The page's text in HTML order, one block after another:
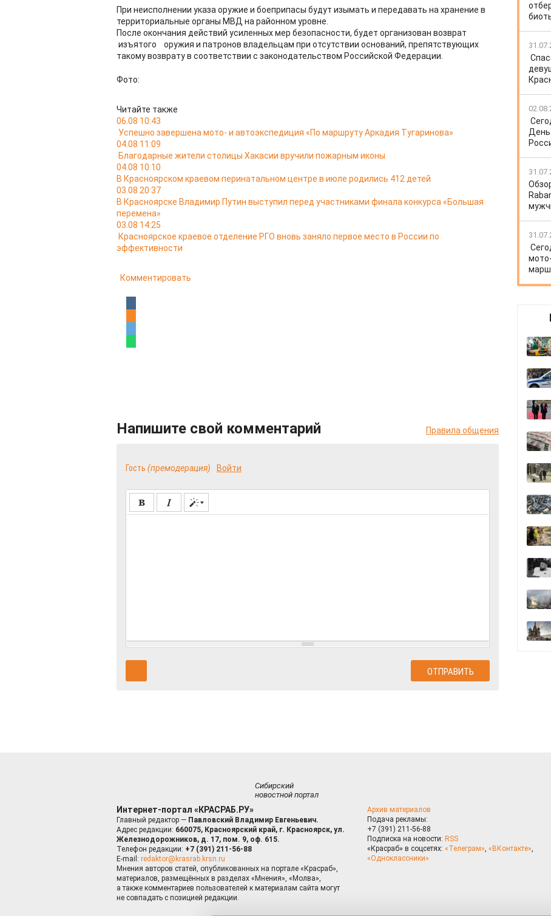
При неисполнении указа оружие и боеприпасы будут изымать и передавать на хранение в
территориальные органы МВД на районном уровне.
После окончания действий усиленных мер безопасности, будет организован возврат
изъятого оружия и патронов владельцам при отсутствии оснований, препятствующих
такому возврату в соответствии с законодательством Российской Федерации.
Фото:
Читайте также
06.08 10:43
Успешно завершена мото- и автоэкспедиция «По маршруту Аркадия Тугаринова»
04.08 11:09
Благодарные жители столицы Хакасии вручили пожарным иконы
04.08 10:10
В Красноярском краевом перинатальном центре в июле родились 412 детей
03.08 20:37
В Красноярске Владимир Путин выступил перед участниками финала конкурса «Большая
перемена»
03.08 14:25
Красноярское краевое отделение РГО вновь заняло первое место в России по
эффективности
Комментировать
Напишите свой комментарий Правила общения
Гость (премодерация) Войти
День
Сибирский
новостной портал
Интернет-портал «КРАСРАБ.РУ»
Главный редактор — Павловский Владимир Евгеньевич.
Адрес редакции: 660075, Красноярский край, г. Красноярск, ул.
Железнодорожников, д. 17, пом. 9, оф. 615.
Телефон редакции: +7 (391) 211-56-88
E-mail: redaktor@krasrab.krsn.ru
Мнения авторов статей, опубликованных на портале «Красраб»,
материалов, размещённых в разделах «Мнения», «Молва»,
а также комментариев пользователей к материалам сайта могут
не совпадать с позицией редакции.
Архив материалов
Подача рекламы:
+7 (391) 211-56-88
Подписка на новости: RSS
«Красраб» в соцсетях: «Телеграм», «ВКонтакте»,
«Одноклассники»
Оставаясь на сайте, Вы даете согласие на использование cookies, которые